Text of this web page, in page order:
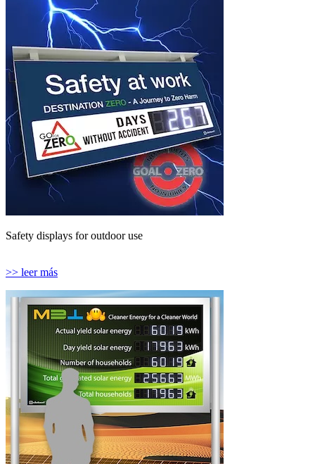
Safety displays for outdoor use
>> leer más